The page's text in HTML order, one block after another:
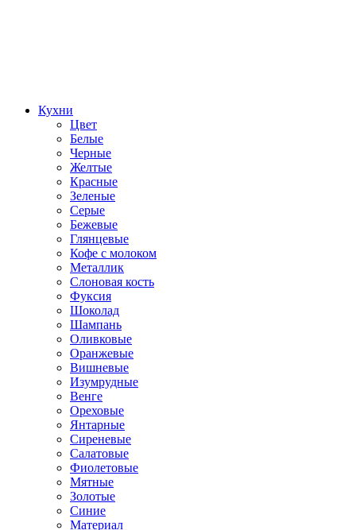
Кухни
Цвет
Белые
Черные
Желтые
Красные
Зеленые
Серые
Бежевые
Глянцевые
Кофе с молоком
Металлик
Слоновая кость
Фуксия
Шоколад
Шампань
Оливковые
Оранжевые
Вишневые
Изумрудные
Венге
Ореховые
Янтарные
Сиреневые
Салатовые
Фиолетовые
Мятные
Золотые
Синие
Материал